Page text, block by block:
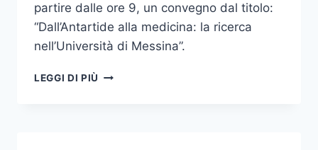
partire dalle ore 9, un convegno dal titolo:
“Dall’Antartide alla medicina: la ricerca
nell’Università di Messina”.
LEGGI DI PIÙ ALUMNIME: